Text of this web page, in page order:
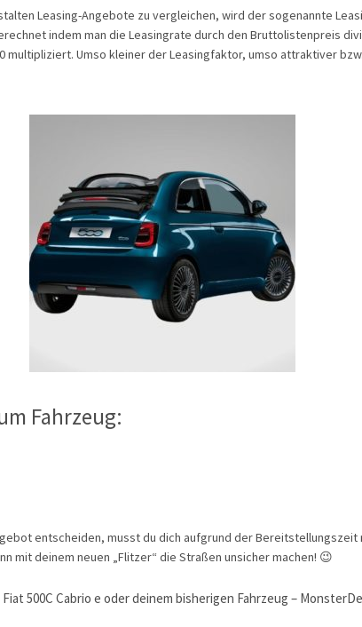
Leasing-Angebote zu vergleichen, wird der sogenannte
indem man die Leasingrate durch den Bruttolistenpreis
multipliziert. Umso kleiner der Leasingfaktor, umso attraktiver
Fahrzeug:
entscheiden, musst du dich aufgrund der Bereitstellungszeit
mit deinem neuen „Flitzer“ die Straßen unsicher machen! 😉
500C Cabrio e oder deinem bisherigen Fahrzeug –